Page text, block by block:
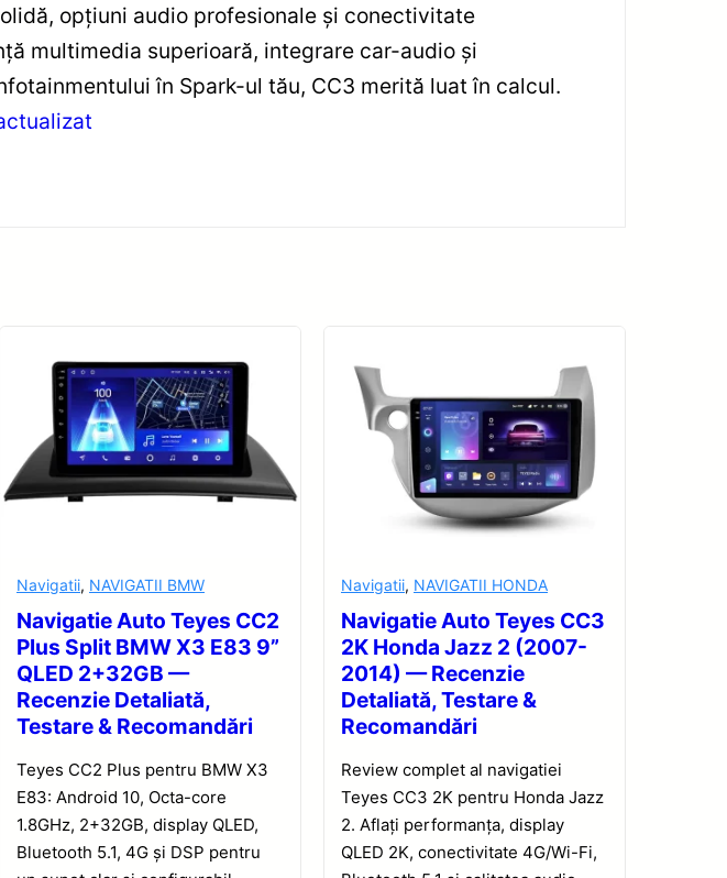
opțiuni audio profesionale și conectivitate
multimedia superioară, integrare car-audio și
în Spark-ul tău, CC3 merită luat în calcul.
Navigatii, NAVIGATII BMW
Navigatie Auto Teyes CC2
Plus Split BMW X3 E83 9”
QLED 2+32GB —
Recenzie Detaliată,
Testare & Recomandări
Teyes CC2 Plus pentru BMW X3
E83: Android 10, Octa-core
1.8GHz, 2+32GB, display QLED,
Bluetooth 5.1, 4G și DSP pentru
Navigatii, NAVIGATII HONDA
Navigatie Auto Teyes CC3
2K Honda Jazz 2 (2007-
2014) — Recenzie
Detaliată, Testare &
Recomandări
Review complet al navigatiei
Teyes CC3 2K pentru Honda Jazz
2. Aflați performanța, display
QLED 2K, conectivitate 4G/Wi-Fi,